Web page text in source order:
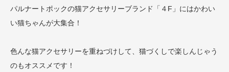
パルナートポックの猫アクセサリーブランド「４F」にはかわい
い猫ちゃんが大集合！
色んな猫アクセサリーを重ねづけして、猫づくしで楽しんじゃう
のもオススメです！